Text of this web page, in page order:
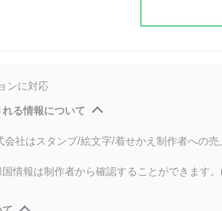
ンに対応
る情報について
会社はスタンプ/絵文字/着せかえ制作者への
情報は制作者から確認することができます